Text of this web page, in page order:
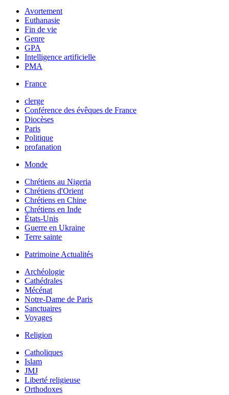
Avortement
Euthanasie
Fin de vie
Genre
GPA
Intelligence artificielle
PMA
France
clerge
Conférence des évêques de France
Diocèses
Paris
Politique
profanation
Monde
Chrétiens au Nigeria
Chrétiens d'Orient
Chrétiens en Chine
Chrétiens en Inde
États-Unis
Guerre en Ukraine
Terre sainte
Patrimoine Actualités
Archéologie
Cathédrales
Mécénat
Notre-Dame de Paris
Sanctuaires
Voyages
Religion
Catholiques
Islam
JMJ
Liberté religieuse
Orthodoxes